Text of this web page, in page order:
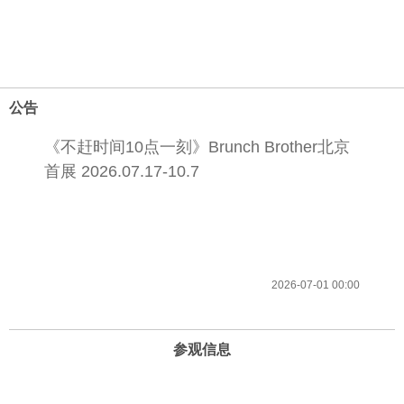
公告
《不赶时间10点一刻》Brunch Brother北京
首展 2026.07.17-10.7
2026-07-01 00:00
参观信息